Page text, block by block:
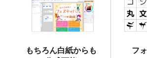
2025/9/10
喪中はがき・寒中見舞い
レートを公開いたしまし
2025/8/1
9,160万点以上の写真や
2025/7/30
キャンバスプリントのデ
もちろん白紙からも
フ